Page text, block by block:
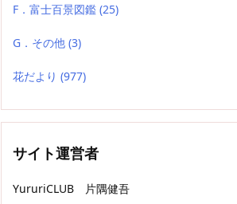
F．富士百景図鑑 (25)
G．その他 (3)
花だより (977)
サイト運営者
YururiCLUB 片隅健吾